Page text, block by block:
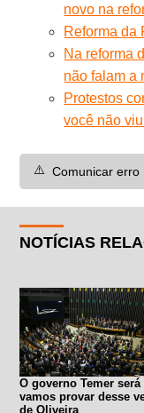
novo na
Reforma da
Na reforma
não falam a
Protestos
você não
⚠️ Comunicar erro
NOTÍCIAS
O governo Temer
vamos provar desse
de Oliveira